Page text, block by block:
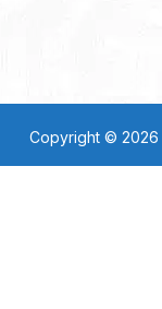
Copyright © 2026